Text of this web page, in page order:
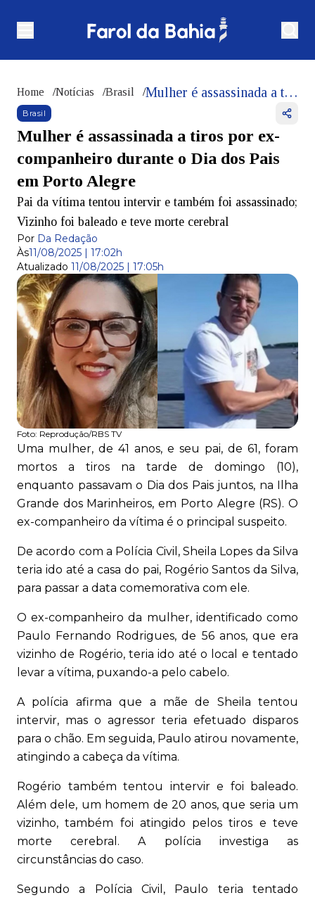
Home /Notícias /Brasil / Mulher é assassinada a tiros por ex-companheiro durante o Dia dos Pais em Porto Alegre
Brasil
Mulher é assassinada a tiros por ex-
companheiro durante o Dia dos Pais
em Porto Alegre
Pai da vítima tentou intervir e também foi assassinado;
Vizinho foi baleado e teve morte cerebral
Por Da Redação
Às11/08/2025 | 17:02h
Atualizado 11/08/2025 | 17:05h
Foto: Reprodução/RBS TV
Uma mulher, de 41 anos, e seu pai, de 61, foram
mortos a tiros na tarde de domingo (10),
enquanto passavam o Dia dos Pais juntos, na Ilha
Grande dos Marinheiros, em Porto Alegre (RS). O
ex-companheiro da vítima é o principal suspeito.
De acordo com a Polícia Civil, Sheila Lopes da Silva
teria ido até a casa do pai, Rogério Santos da Silva,
para passar a data comemorativa com ele.
O ex-companheiro da mulher, identificado como
Paulo Fernando Rodrigues, de 56 anos, que era
vizinho de Rogério, teria ido até o local e tentado
levar a vítima, puxando-a pelo cabelo.
A polícia afirma que a mãe de Sheila tentou
intervir, mas o agressor teria efetuado disparos
para o chão. Em seguida, Paulo atirou novamente,
atingindo a cabeça da vítima.
Rogério também tentou intervir e foi baleado.
Além dele, um homem de 20 anos, que seria um
vizinho, também foi atingido pelos tiros e teve
morte cerebral. A polícia investiga as
circunstâncias do caso.
Segundo a Polícia Civil, Paulo teria tentado